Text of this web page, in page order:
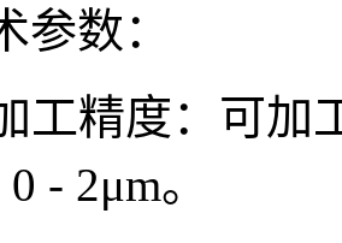
数：
度：可加工
- 2μm。